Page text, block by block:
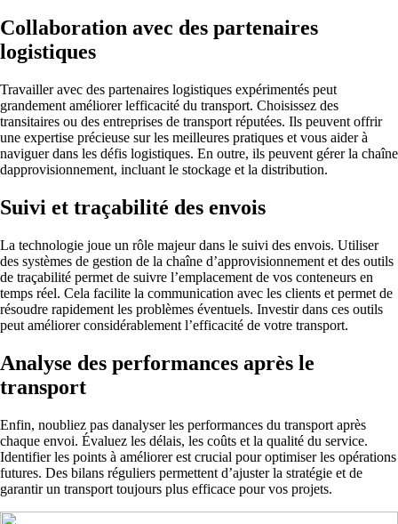
Collaboration avec des partenaires
logistiques
Travailler avec des partenaires logistiques expérimentés peut
grandement améliorer lefficacité du transport. Choisissez des
transitaires ou des entreprises de transport réputées. Ils peuvent offrir
une expertise précieuse sur les meilleures pratiques et vous aider à
naviguer dans les défis logistiques. En outre, ils peuvent gérer la chaîne
dapprovisionnement, incluant le stockage et la distribution.
Suivi et traçabilité des envois
La technologie joue un rôle majeur dans le suivi des envois. Utiliser
des systèmes de gestion de la chaîne d’approvisionnement et des outils
de traçabilité permet de suivre l’emplacement de vos conteneurs en
temps réel. Cela facilite la communication avec les clients et permet de
résoudre rapidement les problèmes éventuels. Investir dans ces outils
peut améliorer considérablement l’efficacité de votre transport.
Analyse des performances après le
transport
Enfin, noubliez pas danalyser les performances du transport après
chaque envoi. Évaluez les délais, les coûts et la qualité du service.
Identifier les points à améliorer est crucial pour optimiser les opérations
futures. Des bilans réguliers permettent d’ajuster la stratégie et de
garantir un transport toujours plus efficace pour vos projets.